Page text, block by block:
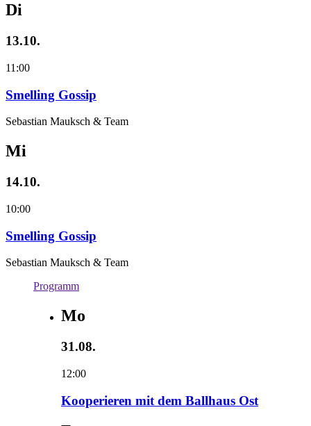
Di
13.10.
11:00
Smelling Gossip
Sebastian Mauksch & Team
Mi
14.10.
10:00
Smelling Gossip
Sebastian Mauksch & Team
Programm
Mo
31.08.
12:00
Kooperieren mit dem Ballhaus Ost